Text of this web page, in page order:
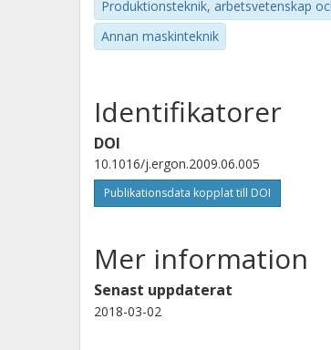
Produktionsteknik, arbetsvetenskap
Annan maskinteknik
Identifikatorer
DOI
10.1016/j.ergon.2009.06.005
Publikationsdata kopplat till DOI
Mer information
Senast uppdaterat
2018-03-02